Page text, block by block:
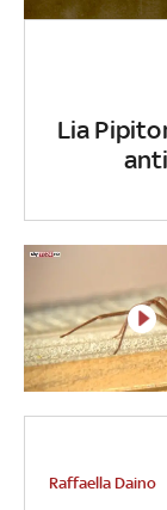
Lia
Raffaella Daino